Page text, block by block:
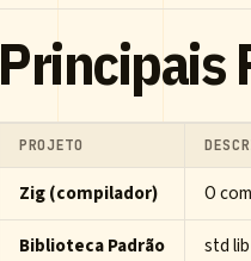
Principais
PROJETO
Zig (compilador)
O
Biblioteca Padrão
std